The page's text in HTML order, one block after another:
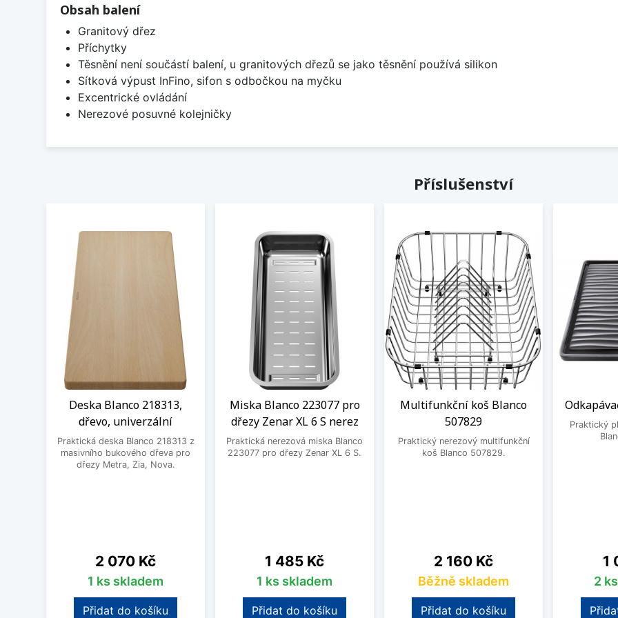
Obsah balení
Granitový dřez
Příchytky
Těsnění není součástí balení, u granitových dřezů se jako těsnění používá silikon
Sítková výpust InFino, sifon s odbočkou na myčku
Excentrické ovládání
Nerezové posuvné kolejničky
Příslušenství
Deska Blanco 218313,
dřevo, univerzální
Praktická deska Blanco 218313 z
masivního bukového dřeva pro
dřezy Metra, Zia, Nova.
Cena
2 070 Kč
1 ks skladem
Přidat do košíku
Miska Blanco 223077 pro
dřezy Zenar XL 6 S nerez
Praktická nerezová miska Blanco
223077 pro dřezy Zenar XL 6 S.
Cena
1 485 Kč
1 ks skladem
Přidat do košíku
Multifunkční koš Blanco
507829
Praktický nerezový multifunkční
koš Blanco 507829.
Cena
2 160 Kč
Běžně skladem
Přidat do košíku
Praktický
1
2